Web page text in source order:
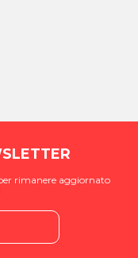
rimanere aggiornato